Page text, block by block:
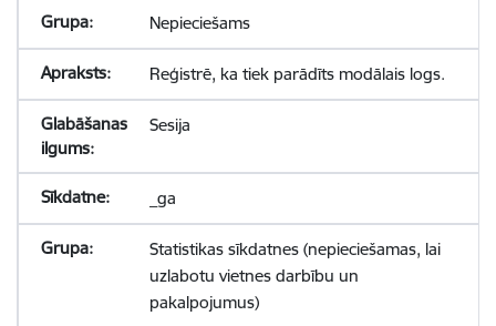
Nepieciešams
Reģistrē, ka tiek parādīts modālais logs.
Sesija
_ga
Statistikas sīkdatnes (nepieciešamas, lai
uzlabotu vietnes darbību un
pakalpojumus)